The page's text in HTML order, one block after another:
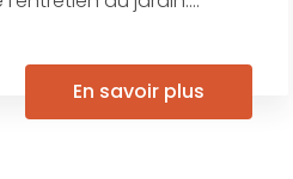
En savoir plus